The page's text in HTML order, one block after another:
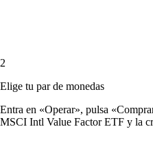
2
Elige tu par de monedas
Entra en «Operar», pulsa
MSCI Intl Value Factor ETF y la